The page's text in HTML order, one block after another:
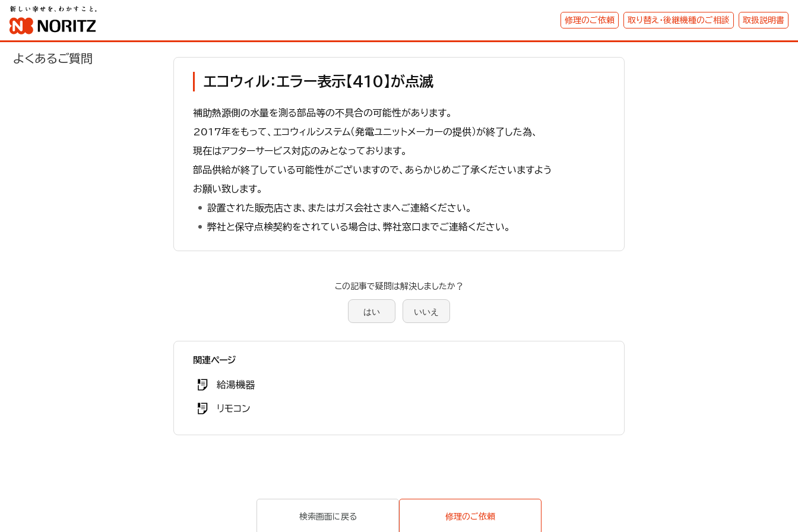
修理のご依頼 取り替え・後継機種のご相談 取扱説明書
よくあるご質問
エコウィル：エラー表示【410】が点滅
補助熱源側の水量を測る部品等の不具合の可能性があります。
2017年をもって、エコウィルシステム（発電ユニットメーカーの提供）が終了した為、
現在はアフターサービス対応のみとなっております。
部品供給が終了している可能性がございますので、あらかじめご了承くださいますよう
お願い致します。
設置された販売店さま、またはガス会社さまへご連絡ください。
弊社と保守点検契約をされている場合は、弊社窓口までご連絡ください。
この記事で疑問は解決しましたか？
はい いいえ
関連ページ
給湯機器
リモコン
検索画面に戻る 修理のご依頼